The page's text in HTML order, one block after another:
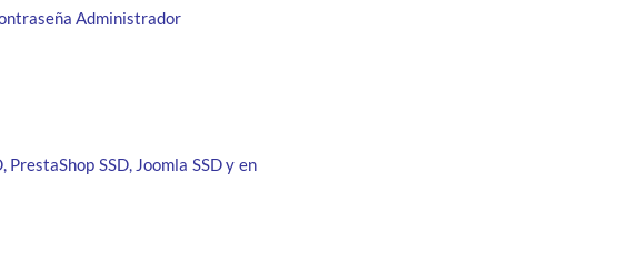
Administrador
SSD, Joomla SSD y en